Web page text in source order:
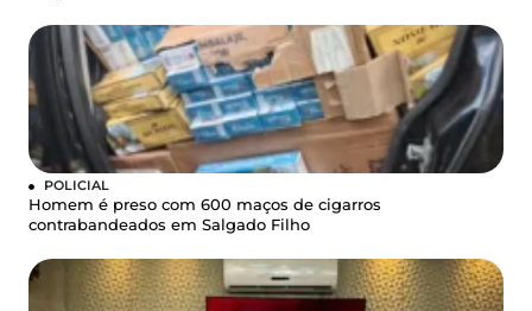
POLICIAL
Homem é preso com 600 maços de cigarros
contrabandeados em Salgado Filho